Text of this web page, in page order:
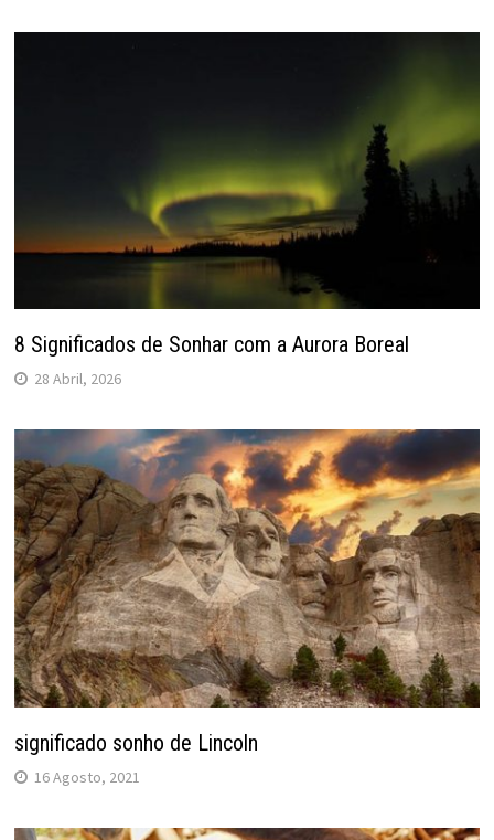
8 Significados de Sonhar com a Aurora Boreal
28 Abril, 2026
significado sonho de Lincoln
16 Agosto, 2021